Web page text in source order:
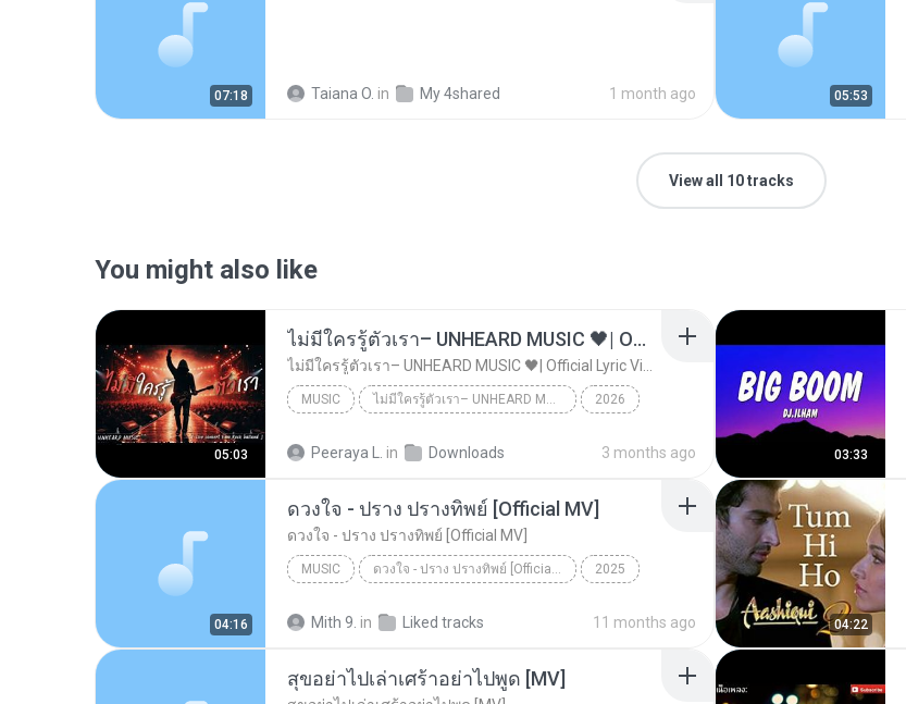
07:18 Taiana O. in My 4shared 1 month ago 05:53
View all 10 tracks
You might also like
05:03
ไม่มีใครรู้ตัวเรา– UNHEARD MUSIC 🖤| Official Lyric Video | เพลงสู้ชีวิต
MUSIC ไม่มีใครรู้ตัวเรา– UNHEARD MUSIC 🖤| Official Lyric Video | เพลงสู้ชีวิต 2026
Peeraya L. in Downloads 3 months ago 03:33
04:16
ดวงใจ - ปราง ปรางทิพย์ [Official MV]
ดวงใจ - ปราง ปรางทิพย์ [Official MV]
MUSIC ดวงใจ - ปราง ปรางทิพย์ [Official MV] 2025
Mith 9. in Liked tracks 11 months ago 04:22
สุขอย่าไปเล่าเศร้าอย่าไปพูด [MV]